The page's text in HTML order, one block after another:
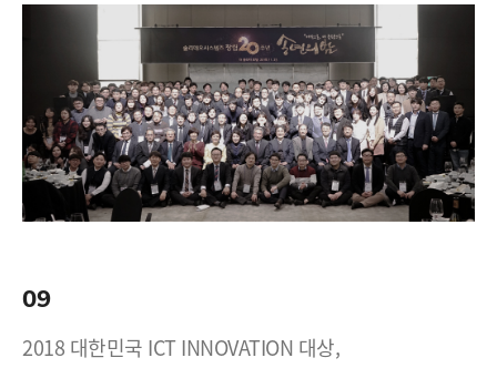
09
2018 대한민국 ICT INNOVATION 대상,